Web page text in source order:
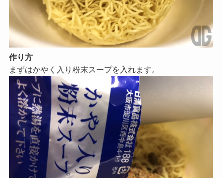
作り方
まずはかやく入り粉末スープを入れます。